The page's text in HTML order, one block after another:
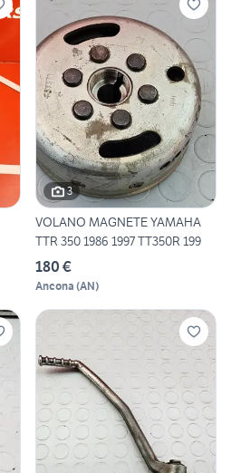
3
VOLANO MAGNETE YAMAHA
TTR 350 1986 1997 TT350R 199
180 €
Ancona (AN)